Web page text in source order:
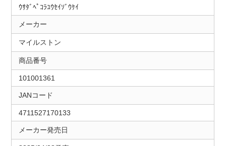
ｳｻﾀﾞﾍﾟｺﾗﾕｳｾｲｿﾞｳｹｲ
メーカー
マイルストン
商品番号
101001361
JANコード
4711527170133
メーカー発売日